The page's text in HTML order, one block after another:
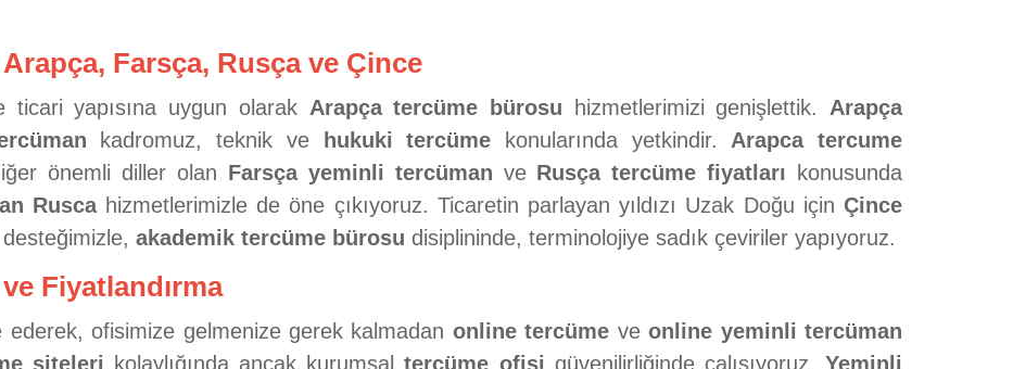
Farsça, Rusça ve Çince
ticari yapısına uygun olarak Arapça tercüme bürosu hizmetlerimizi genişlettik. Arapça
kadromuz, teknik ve hukuki tercüme konularında yetkindir. Arapca tercume
önemli diller olan Farsça yeminli tercüman ve Rusça tercüme fiyatları konusunda
Ruscahizmetlerimizle de öne çıkıyoruz. Ticaretin parlayan yıldızı Uzak Doğu için Çince
desteğimizle, akademik tercüme bürosu disiplininde, terminolojiye sadık çeviriler yapıyoruz.
Fiyatlandırma
ofisimize gelmenize gerek kalmadan online tercüme veonline yeminli tercüman
siteleri kolaylığında ancak kurumsaltercüme ofisi güvenilirliğinde çalışıyoruz.Yeminli